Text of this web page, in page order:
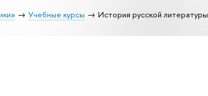
Учебные курсы История русской литературы